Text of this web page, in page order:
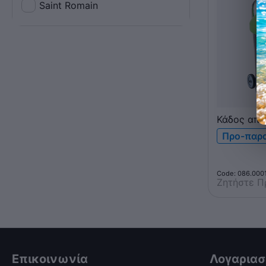
Κάδος
πράσινος
Προ-
Code: 086.0001
Ζητήστε
Saint Romain
Επικοινωνία